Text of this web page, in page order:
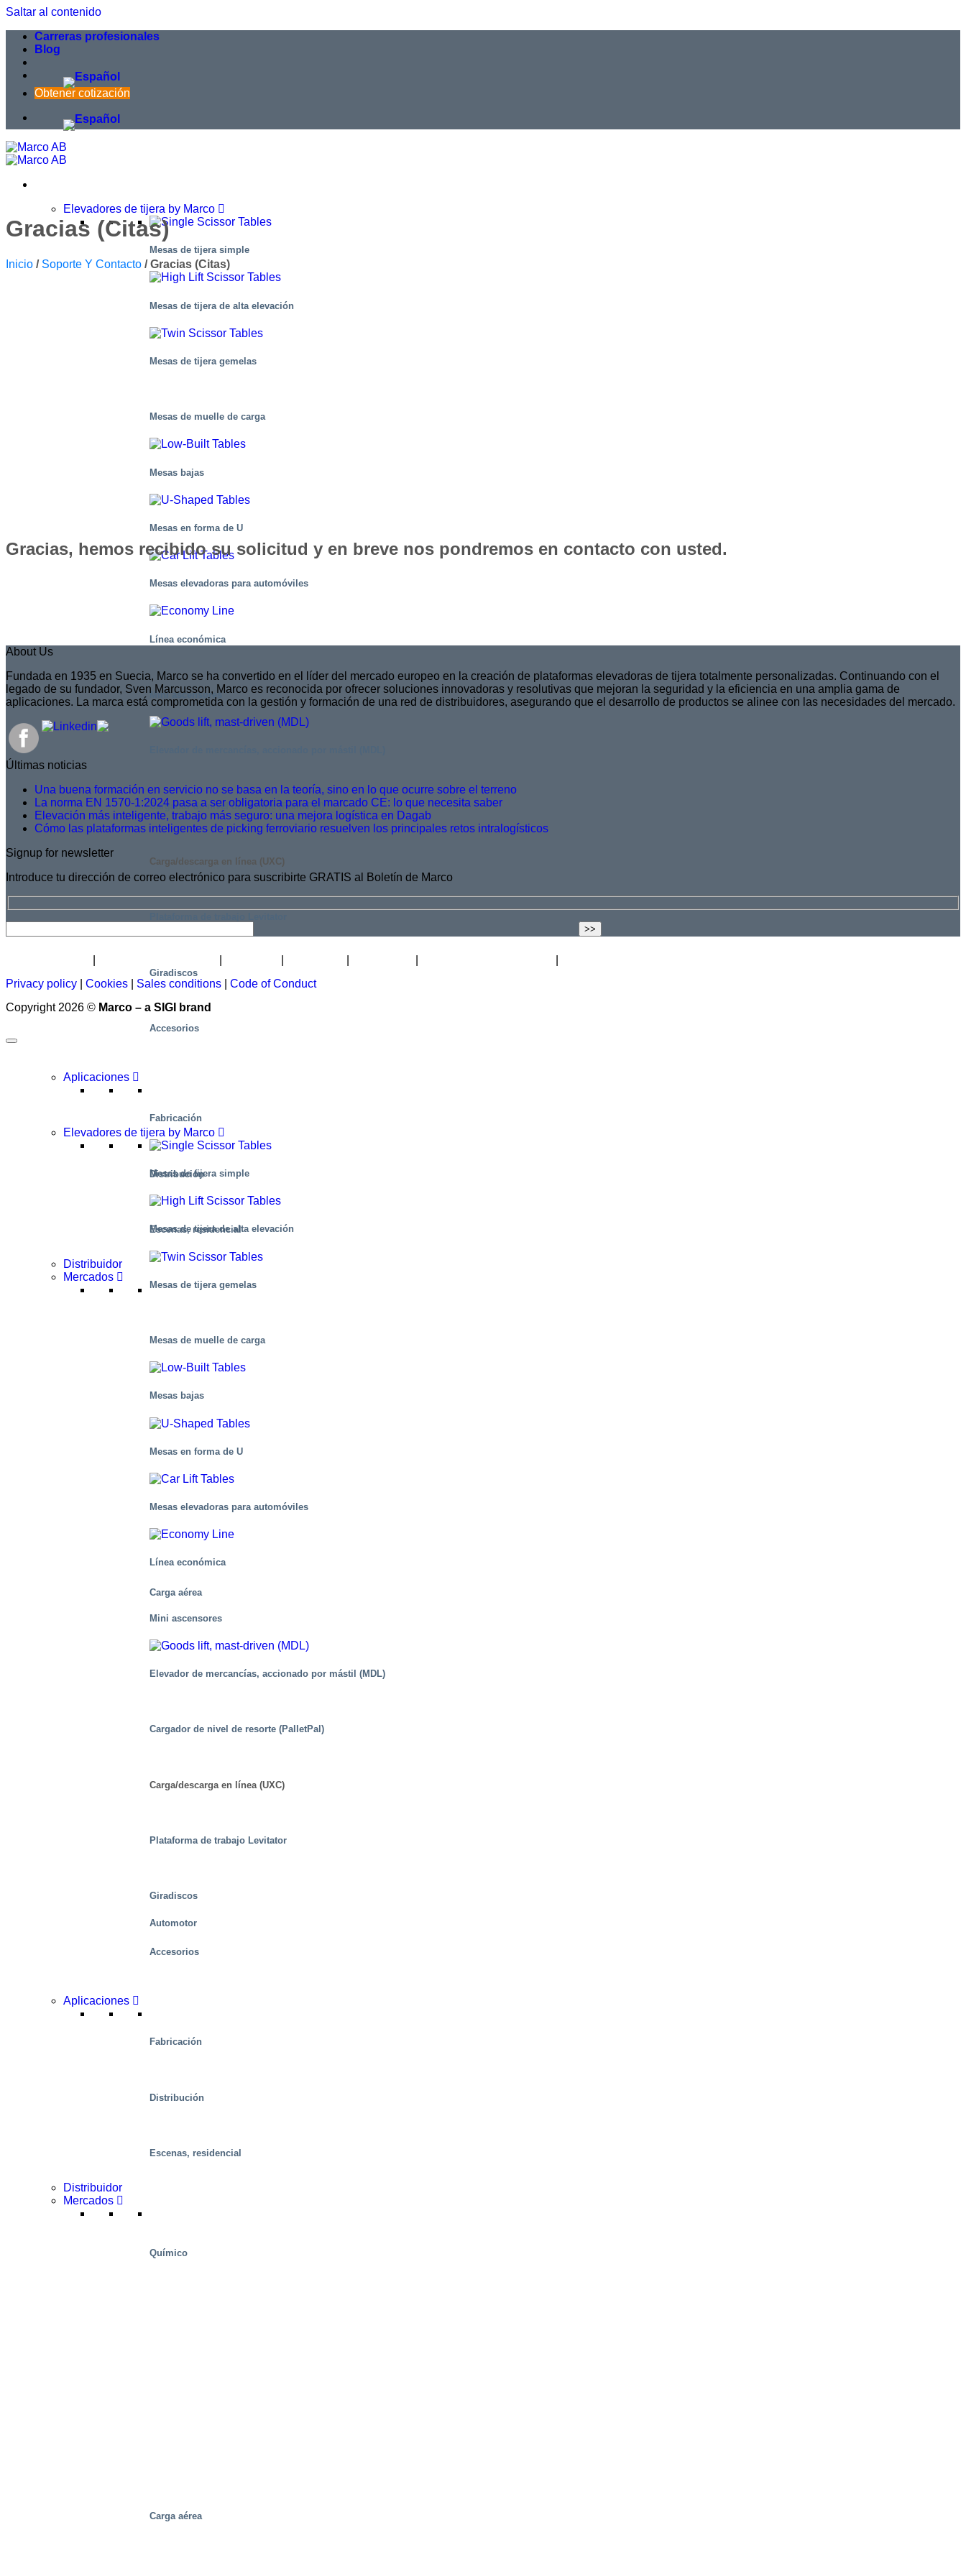
Saltar al contenido
Carreras profesionales
Blog
Obtener cotización
Elevadores de tijera by Marco
Mesas de tijera simple
Mesas de tijera de alta elevación
Mesas de tijera gemelas
Mesas de muelle de carga
Mesas bajas
Mesas en forma de U
Mesas elevadoras para automóviles
Línea económica
Mini ascensores
Cargador de nivel de resorte (PalletPal)
Carga/descarga en línea (UXC)
Giradiscos
Accesorios
Aplicaciones
Fabricación
Distribución
Escenas, residencial
Distribuidor
Mercados
Carga aérea
Automotor
Químico
Gracias (Citas)
Inicio / Soporte Y Contacto /Gracias (Citas)
Gracias, hemos recibido su solicitud y en breve nos pondremos en contacto con usted.
About Us
Fundada en 1935 en Suecia, Marco se ha convertido en el líder del mercado europeo en la creación de plataformas elevadoras de tijera totalmente personalizadas. Continuando con el
legado de su fundador, Sven Marcusson, Marco es reconocida por ofrecer soluciones innovadoras y resolutivas que mejoran la seguridad y la eficiencia en una amplia gama de
aplicaciones. La marca está comprometida con la gestión y formación de una red de distribuidores, asegurando que el desarrollo de productos se alinee con las necesidades del mercado.
Últimas noticias
Una buena formación en servicio no se basa en la teoría, sino en lo que ocurre sobre el terreno
La norma EN 1570-1:2024 pasa a ser obligatoria para el marcado CE: lo que necesita saber
Elevación más inteligente, trabajo más seguro: una mejora logística en Dagab
Cómo las plataformas inteligentes de picking ferroviario resuelven los principales retos intralogísticos
Signup for newsletter
Introduce tu dirección de correo electrónico para suscribirte GRATIS al Boletín de Marco
Privacy policy
Cookies Sales conditions
Code of Conduct
Copyright 2026 © Marco – a SIGI brand
Elevadores de tijera by Marco
Mesas de tijera simple
Mesas de tijera de alta elevación
Mesas de tijera gemelas
Mesas de muelle de carga
Mesas bajas
Mesas en forma de U
Mesas elevadoras para automóviles
Línea económica
Mini ascensores
Elevador de mercancías, accionado por mástil (MDL)
Cargador de nivel de resorte (PalletPal)
Carga/descarga en línea (UXC)
Plataforma de trabajo Levitator
Giradiscos
Accesorios
Aplicaciones
Fabricación
Distribución
Escenas, residencial
Distribuidor
Mercados
Carga aérea